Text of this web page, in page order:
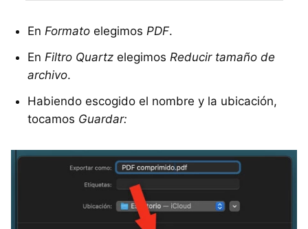
En Formato elegimos PDF.
En Filtro Quartz elegimos Reducir tamaño de
archivo.
Habiendo escogido el nombre y la ubicación,
tocamos Guardar: